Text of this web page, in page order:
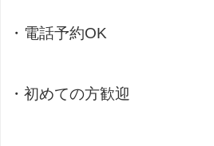
・電話予約OK
・初めての方歓迎